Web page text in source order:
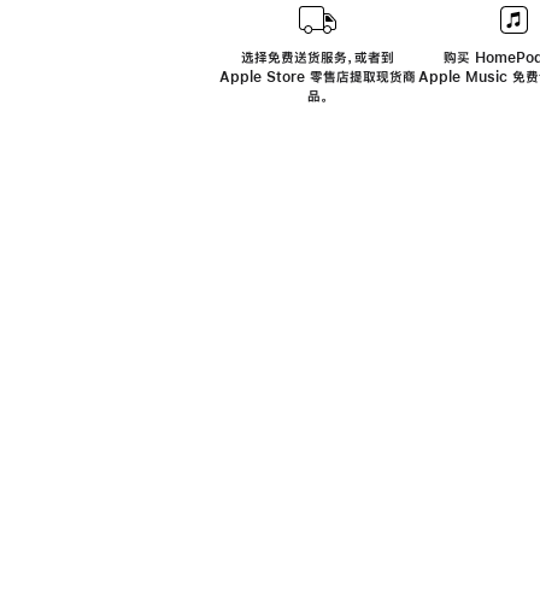
选择免费送货服务，或者到
Apple Store 零售店提取现货商
品。
购买
Apple Music 免费